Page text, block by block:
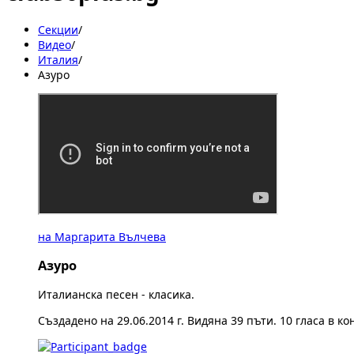
Секции/
Видеo/
Италия/
Азуро
на Маргарита Вълчева
Азуро
Италианска песен - класика.
Създадено на 29.06.2014 г. Видяна 39 пъти. 10 гласа в